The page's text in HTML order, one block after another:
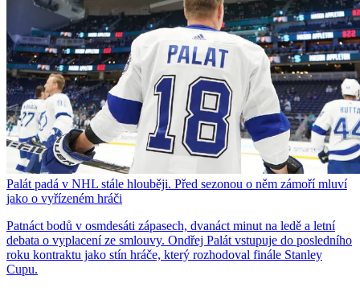
Palát padá v NHL stále hlouběji. Před sezonou o něm zámoří mluví
jako o vyřízeném hráči
Patnáct bodů v osmdesáti zápasech, dvanáct minut na ledě a letní
debata o vyplacení ze smlouvy. Ondřej Palát vstupuje do posledního
roku kontraktu jako stín hráče, který rozhodoval finále Stanley
Cupu.